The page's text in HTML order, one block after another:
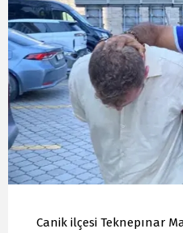
Canik ilçesi Teknepınar